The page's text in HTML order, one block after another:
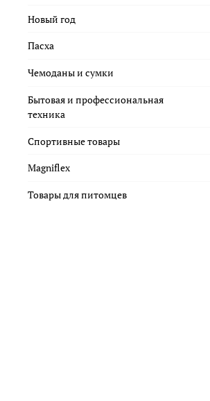
Новый год
Пасха
Чемоданы и сумки
Бытовая и профессиональная
техника
Спортивные товары
Magniflex
Товары для питомцев